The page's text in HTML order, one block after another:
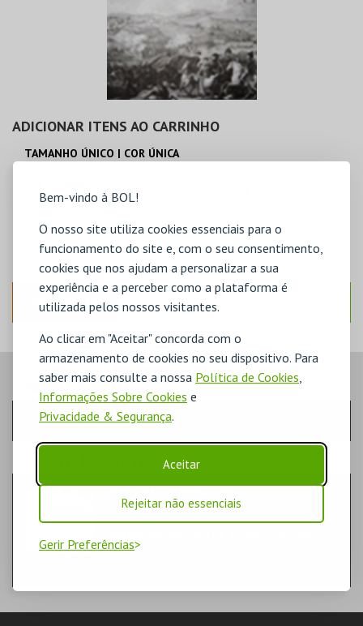
Bem-vindo à BOL!
O nosso site utiliza cookies essenciais para o
funcionamento do site e, com o seu consentimento,
cookies que nos ajudam a personalizar a sua
experiência e a perceber como a plataforma é
utilizada pelos nossos visitantes.
Ao clicar em "Aceitar" concorda com o
armazenamento de cookies no seu dispositivo. Para
saber mais consulte a nossa Política de Cookies
Informações Sobre Cookies e
Privacidade & Segurança.
Aceitar
Rejeitar não essenciais
Gerir Preferências
ADICIONAR ITENS AO CARRINHO
TAMANHO ÚNICO | COR ÚNICA
ADICIONAR
ANTERIOR
PASSO- QUANTIDADE
Escolha a quantidade e os produtos desejados
LIVROS